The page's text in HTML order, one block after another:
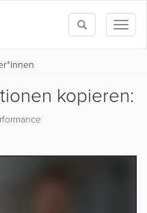
Toggle
search
kopieren: